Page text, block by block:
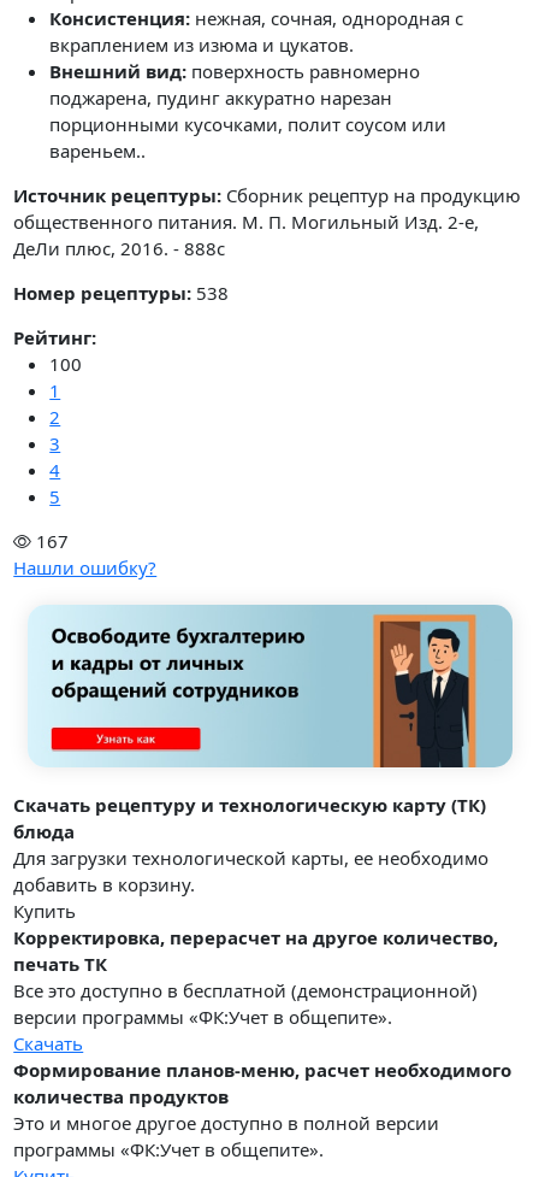
Консистенция: нежная, сочная, однородная с
вкраплением из изюма и цукатов.
Внешний вид: поверхность равномерно
поджарена, пудинг аккуратно нарезан
порционными кусочками, полит соусом или
вареньем..
Источник рецептуры: Сборник рецептур на продукцию
общественного питания. М. П. Могильный Изд. 2-е,
ДеЛи плюс, 2016. - 888с
Номер рецептуры: 538
Рейтинг:
100
1
2
3
4
5
167
Нашли ошибку?
Скачать рецептуру и технологическую карту (ТК)
блюда
Для загрузки технологической карты, ее необходимо
добавить в корзину.
Купить
Корректировка, перерасчет на другое количество,
печать ТК
Все это доступно в бесплатной (демонстрационной)
версии программы «ФК:Учет в общепите».
Скачать
Формирование планов-меню, расчет необходимого
количества продуктов
Это и многое другое доступно в полной версии
программы «ФК:Учет в общепите».